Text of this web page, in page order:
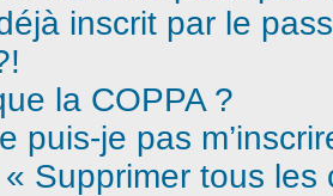
inscrit par le
la COPPA ?
puis-je pas
Supprimer tous les